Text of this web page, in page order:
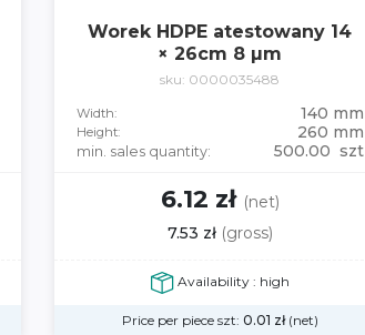
Worek HDPE atestowany 14
× 26cm 8 µm
sku: 0000035488
Width: 140 mm
Height: 260 mm
min. sales quantity: 500.00 szt
6.12 zł (net)
7.53 zł (gross)
Availability : high
Price per piece szt: 0.01 zł(net)